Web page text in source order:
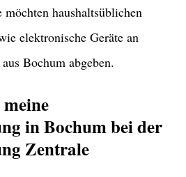
haushaltsüblichen
elektronische Geräte an
Bochum abgeben.
in Bochum bei der
Zentrale